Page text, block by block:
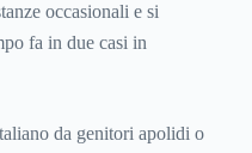
occasionali e si
fa in due casi in
da genitori apolidi o